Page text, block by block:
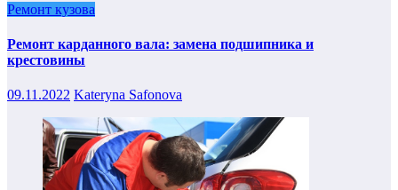
Ремонт кузова
Ремонт карданного вала: замена подшипника и
крестовины
09.11.2022 Kateryna Safonova